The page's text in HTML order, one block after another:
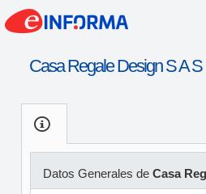
Casa Regale Design S A S
Datos Generales de Casa